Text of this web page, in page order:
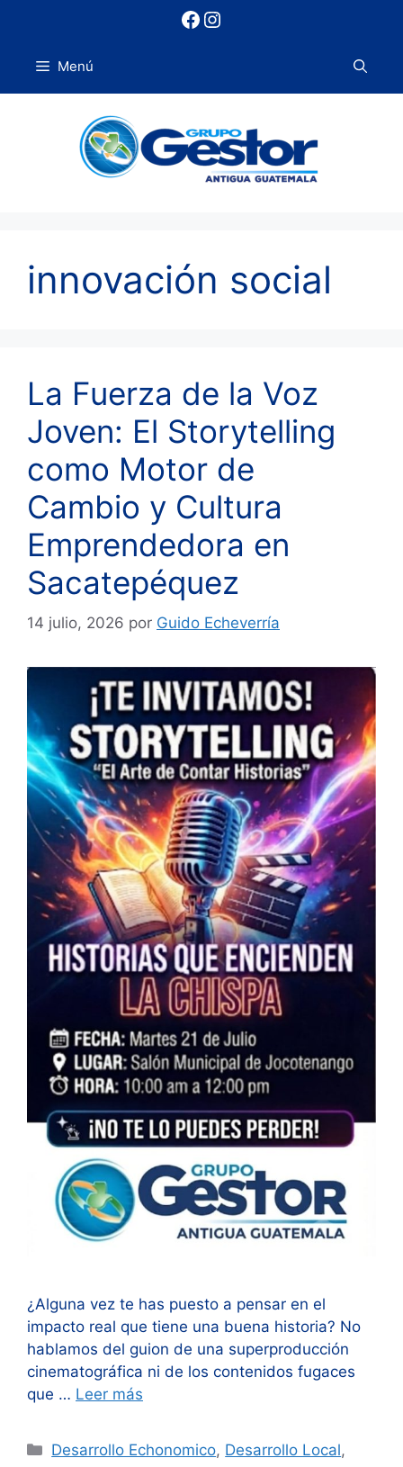
Facebook
Instagram
Menú
innovación social
La Fuerza de la Voz
Joven: El Storytelling
como Motor de
Cambio y Cultura
Emprendedora en
Sacatepéquez
14 julio, 2026 por Guido Echeverría
¿Alguna vez te has puesto a pensar en el
impacto real que tiene una buena historia? No
hablamos del guion de una superproducción
cinematográfica ni de los contenidos fugaces
que … Leer más
Categorías
Desarrollo Echonomico, Desarrollo Local,